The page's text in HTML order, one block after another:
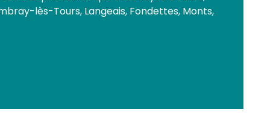
lès-Tours, Langeais, Fondettes, Monts,